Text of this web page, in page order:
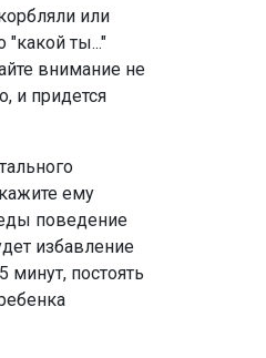
или
"какой ты..."
внимание не
и придется
ему
поведение
избавление
постоять